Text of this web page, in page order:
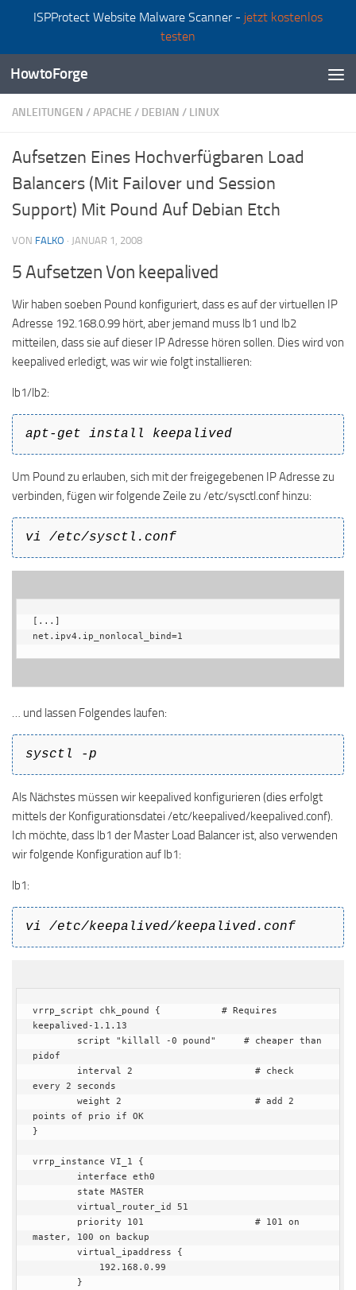
ISPProtect Website Malware Scanner - jetzt kostenlos
testen
Zum Inhalt springen
HowtoForge
ANLEITUNGEN /APACHE / DEBIAN / LINUX
Aufsetzen Eines Hochverfügbaren Load
Balancers (Mit Failover und Session
Support) Mit Pound Auf Debian Etch
VON FALKO · JANUAR 1, 2008
5 Aufsetzen Von keepalived
Wir haben soeben Pound konfiguriert, dass es auf der virtuellen IP
Adresse 192.168.0.99 hört, aber jemand muss lb1 und lb2
mitteilen, dass sie auf dieser IP Adresse hören sollen. Dies wird von
keepalived erledigt, was wir wie folgt installieren:
lb1/lb2:
apt-get install keepalived
Um Pound zu erlauben, sich mit der freigegebenen IP Adresse zu
verbinden, fügen wir folgende Zeile zu /etc/sysctl.conf hinzu:
vi /etc/sysctl.conf
[...]
net.ipv4.ip_nonlocal_bind=1
… und lassen Folgendes laufen:
sysctl -p
Als Nächstes müssen wir keepalived konfigurieren (dies erfolgt
mittels der Konfigurationsdatei /etc/keepalived/keepalived.conf).
Ich möchte, dass lb1 der Master Load Balancer ist, also verwenden
wir folgende Konfiguration auf lb1:
lb1:
vi /etc/keepalived/keepalived.conf
vrrp_script chk_pound {           # Requires
keepalived-1.1.13
pidof
every 2 seconds
points of prio if OK
}
vrrp_instance VI_1 {
master, 100 on backup